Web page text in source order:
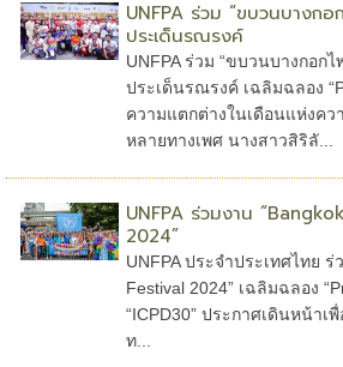
UNFPA ร่วม “ขบวนบางก
ประเด็นรณรงค์
UNFPA ร่วม “ขบวนบางกอก
ประเด็นรณรงค์ เฉลิมฉลอง
ความแตกต่างในเดือนแห่งค
หลายทางเพศ นางสาวสิริลั...
UNFPA ร่วมงาน
2024”
UNFPA ประจำประเทศไทย ร่
Festival 2024” เฉลิมฉลอง
“ICPD30” ประกาศเดินหน้าเ
ท...